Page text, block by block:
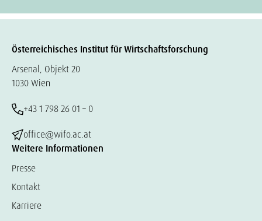
Österreichisches Institut für Wirtschaftsforschung
Arsenal, Objekt 20
1030 Wien
+43 1 798 26 01 – 0
office@wifo.ac.at
Weitere Informationen
Presse
Kontakt
Karriere